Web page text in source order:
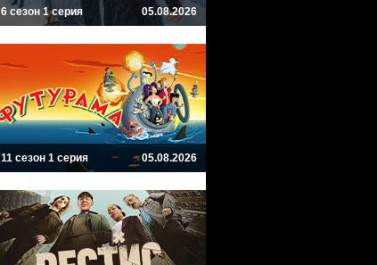
6 сезон 1 серия 05.08.2026
11 сезон 1 серия 05.08.2026